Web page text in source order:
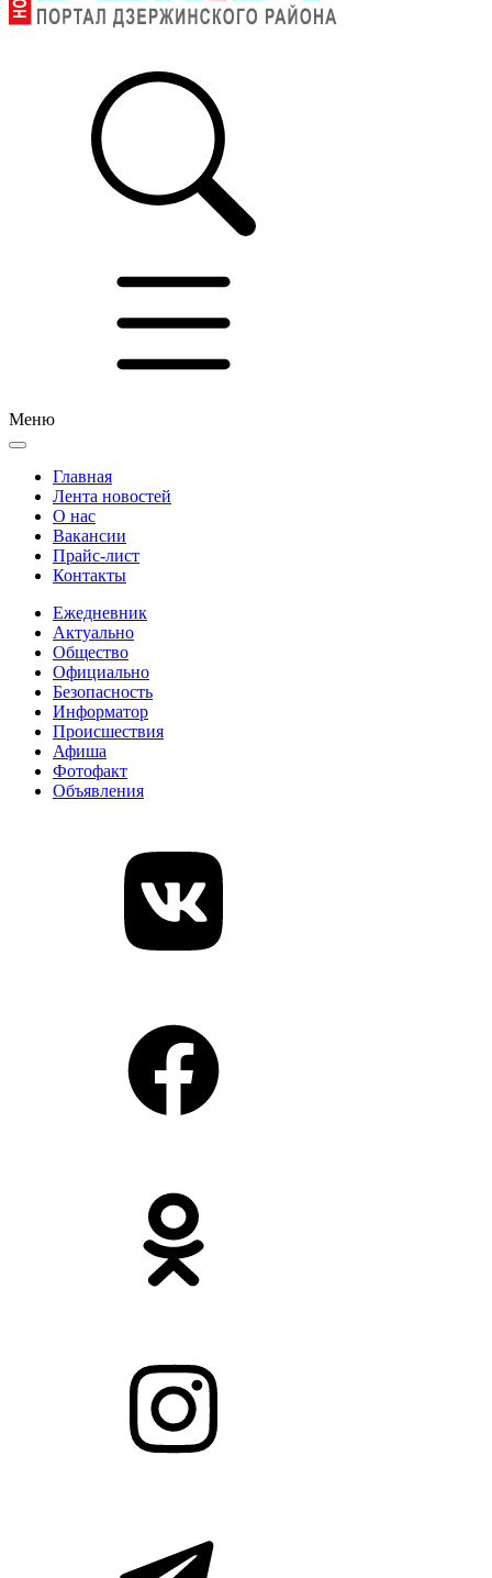
Меню
Главная
Лента новостей
О нас
Вакансии
Прайс-лист
Контакты
Ежедневник
Актуально
Общество
Официально
Безопасность
Информатор
Происшествия
Афиша
Фотофакт
Объявления